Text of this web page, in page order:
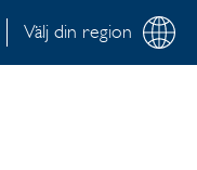
Välj din region